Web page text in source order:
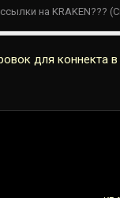
для коннекта в